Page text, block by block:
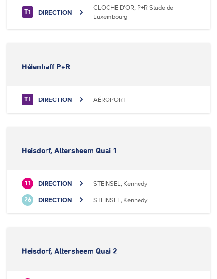
T1 DIRECTION
CLOCHE D'OR, P+R Stade de
Luxembourg
Héienhaff P+R
T1 DIRECTION AÉROPORT
Heisdorf, Altersheem Quai 1
11 DIRECTION STEINSEL, Kennedy
26 DIRECTION STEINSEL, Kennedy
Heisdorf, Altersheem Quai 2